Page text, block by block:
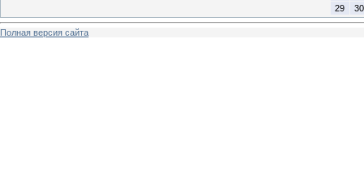
29
30
Полная версия сайта